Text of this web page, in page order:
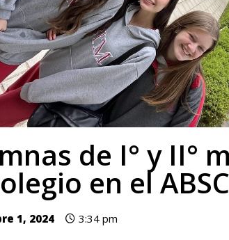
de I° y II°
en el
1, 2024 3:34 pm